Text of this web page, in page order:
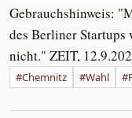
Gebrauchshinweis:
des Berliner Startups
nicht." ZEIT,
#Chemnitz #Wahl